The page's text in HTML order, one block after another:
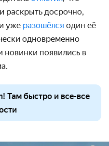
раскрыть досрочно,
уже разошёлся один её
одновременно
новинки появились в
Там быстро и все-все